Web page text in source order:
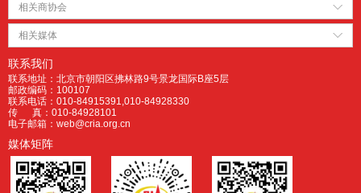
相关商协会
相关媒体
联系我们
联系地址：北京市朝阳区拂林路9号景龙国际B座5层
邮政编码：100107
联系电话：010-84915391,010-84928330
传 真：010-84928101
电子邮箱：web@cria.org.cn
媒体矩阵